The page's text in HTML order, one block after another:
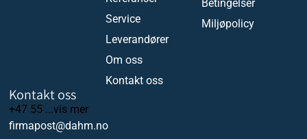
Service
Leverandører
Om oss
Kontakt oss
Betingelser
Miljøpolicy
Kontakt oss
+47 55 ...vis mer
firmapost@dahm.no